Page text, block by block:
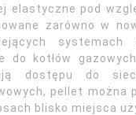
elastyczne pod
zarówno w
systemach
do kotłów
dostępu do
pellet można
blisko miejsca